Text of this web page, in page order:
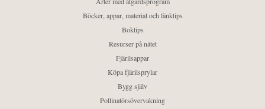
Böcker, appar, material och länktips
Boktips
Resurser på nätet
Fjärilsappar
Köpa fjärilsprylar
Bygg själv
Pollinatörsövervakning